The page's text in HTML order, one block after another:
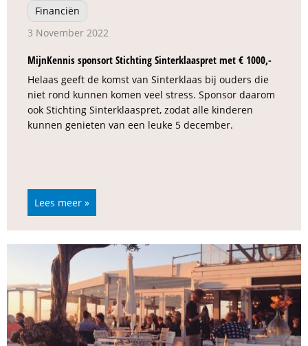
Financiën
3 November 2022
MijnKennis sponsort Stichting Sinterklaaspret met € 1000,-
Helaas geeft de komst van Sinterklaas bij ouders die
niet rond kunnen komen veel stress. Sponsor daarom
ook Stichting Sinterklaaspret, zodat alle kinderen
kunnen genieten van een leuke 5 december.
Lees meer »